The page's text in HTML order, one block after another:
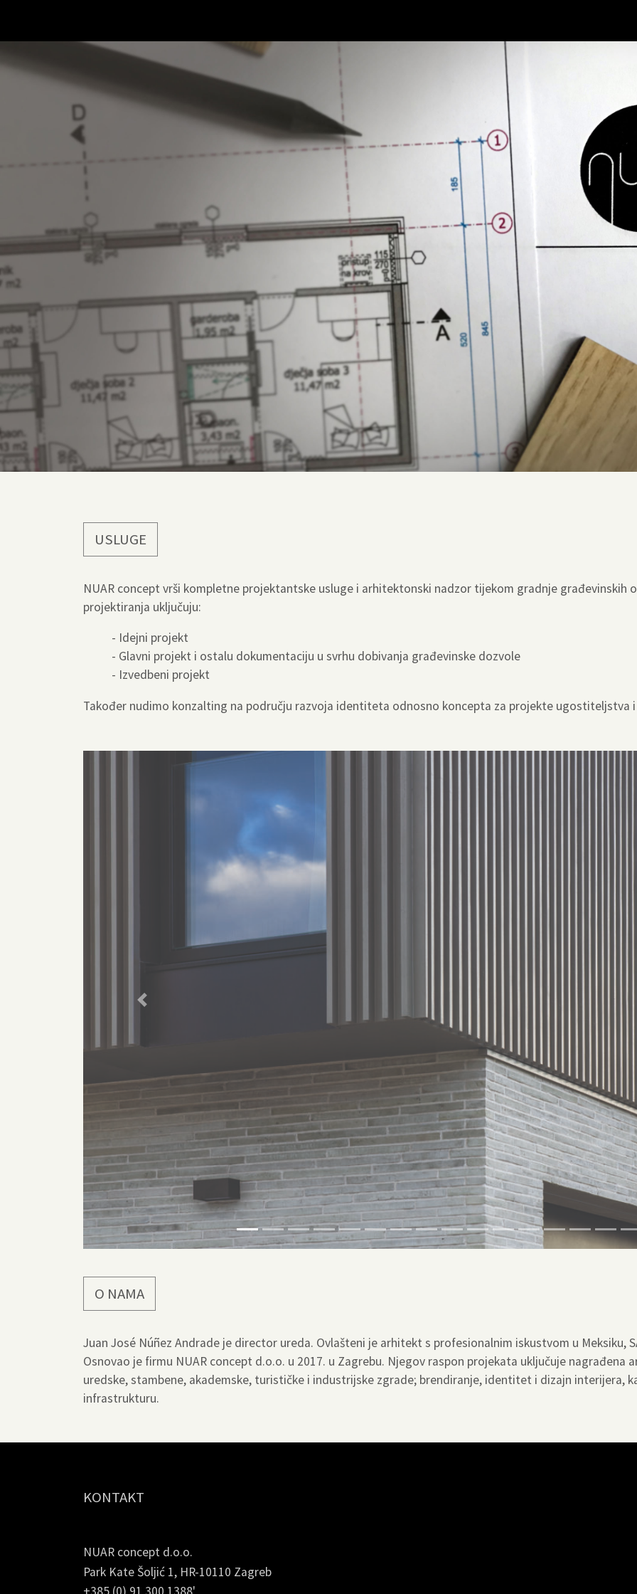
USLUGE
NUAR concept vrši kompletne projektantske usluge i arhitektonski nadzor tijekom gradnje građevinskih
projektiranja uključuju:
- Idejni projekt
- Glavni projekt i ostalu dokumentaciju u svrhu dobivanja građevinske dozvole
- Izvedbeni projekt
Također nudimo konzalting na području razvoja identiteta odnosno koncepta za projekte ugostiteljstva
Previous
O NAMA
Juan José Núñez Andrade je director ureda. Ovlašteni je arhitekt s profesionalnim iskustvom u Meksiku,
Osnovao je firmu NUAR concept d.o.o. u 2017. u Zagrebu. Njegov raspon projekata uključuje nagrađena
uredske, stambene, akademske, turističke i industrijske zgrade; brendiranje, identitet i dizajn interijera,
infrastrukturu.
KONTAKT
NUAR concept d.o.o.
Park Kate Šoljić 1, HR-10110 Zagreb